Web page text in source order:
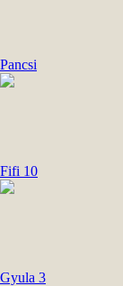
Pancsi
Fifi 10
Gyula 3